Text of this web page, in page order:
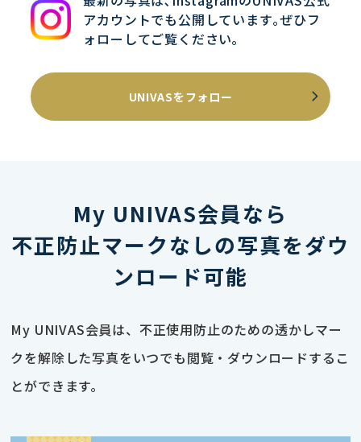
アカウントでも公開しています｡ぜひフ
ォローしてご覧ください｡
UNIVASをフォロー
My UNIVAS会員なら
不正防止マークなしの写真をダウ
ンロード可能
My UNIVAS会員は、不正使用防止のための透かしマー
クを解除した写真をいつでも閲覧・ダウンロードするこ
とができます。